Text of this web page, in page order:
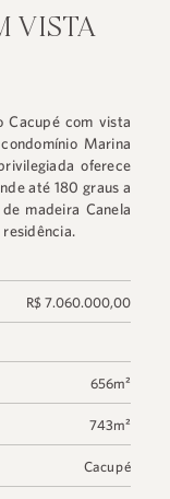
VISTA
Cacupé com vista
Marina
oferece
até 180 graus a
madeira Canela
R$ 7.060.000,00
656m²
743m²
Cacupé